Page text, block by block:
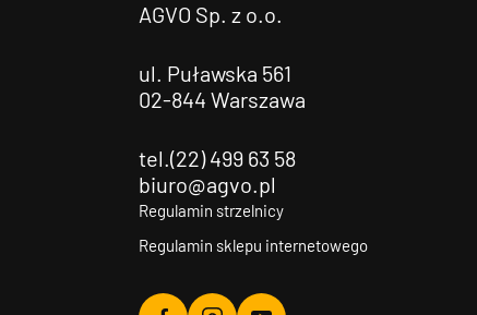
AGVO Sp. z o.o.
ul. Puławska 561
02-844 Warszawa
tel.(22) 499 63 58
biuro@agvo.pl
Regulamin strzelnicy
Regulamin sklepu internetowego